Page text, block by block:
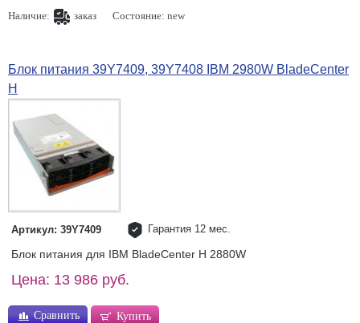
Наличие: заказ Состояние: new
Блок питания 39Y7409, 39Y7408 IBM 2980W BladeCenter
H
Артикул: 39Y7409 Гарантия 12 мес.
Блок питания для IBM BladeCenter H 2880W
Цена: 13 986 руб.
Сравнить Купить